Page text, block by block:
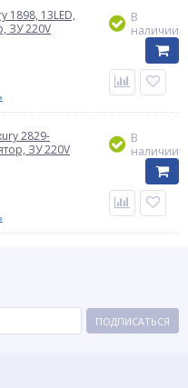
13LED,
ЗУ 220V
В
наличии
2829-
ЗУ 220V
В
наличии
ПОДПИСАТЬСЯ